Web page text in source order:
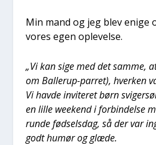
Min mand og jeg blev eni­ge
vores egen ople­vel­se.
„Vi kan sige med det sam­me,
om Bal­lerup-par­ret), hver­ken
Vi hav­de invi­te­ret børn
en lil­le wee­kend i for­bin­del­se
run­de fød­sels­dag, så der var
godt humør og glæ­de.